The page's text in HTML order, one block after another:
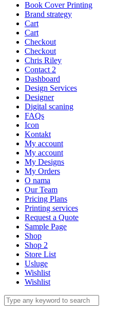
Book Cover Printing
Brand strategy
Cart
Cart
Checkout
Checkout
Chris Riley
Contact 2
Dashboard
Design Services
Designer
Digital scaning
FAQs
Icon
Kontakt
My account
My account
My Designs
My Orders
O nama
Our Team
Pricing Plans
Printing services
Request a Quote
Sample Page
Shop
Shop 2
Store List
Usluge
Wishlist
Wishlist